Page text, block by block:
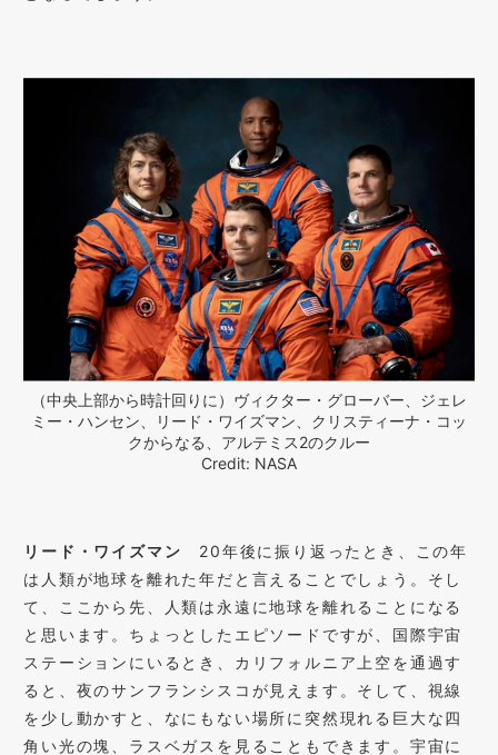
（中央上部から時計回りに）ヴィクター・グローバー、ジェレ
ミー・ハンセン、リード・ワイズマン、クリスティーナ・コッ
クからなる、アルテミス2のクルー
Credit: NASA
リード・ワイズマン 20年後に振り返ったとき、この年
は人類が地球を離れた年だと言えることでしょう。そし
て、ここから先、人類は永遠に地球を離れることになる
と思います。ちょっとしたエピソードですが、国際宇宙
ステーションにいるとき、カリフォルニア上空を通過す
ると、夜のサンフランシスコが見えます。そして、視線
を少し動かすと、なにもない場所に突然現れる巨大な四
角い光の塊、ラスベガスを見ることもできます。宇宙に